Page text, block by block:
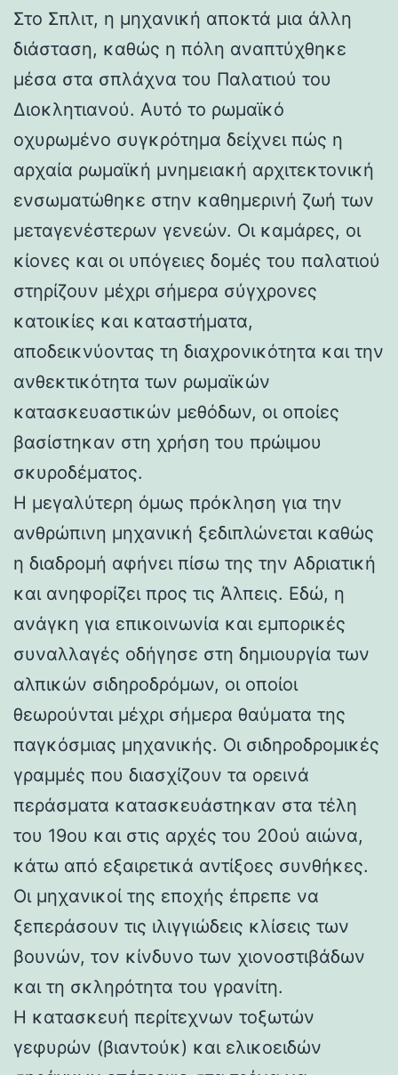
Στο Σπλιτ, η μηχανική αποκτά μια άλλη
διάσταση, καθώς η πόλη αναπτύχθηκε
μέσα στα σπλάχνα του Παλατιού του
Διοκλητιανού. Αυτό το ρωμαϊκό
οχυρωμένο συγκρότημα δείχνει πώς η
αρχαία ρωμαϊκή μνημειακή αρχιτεκτονική
ενσωματώθηκε στην καθημερινή ζωή των
μεταγενέστερων γενεών. Οι καμάρες, οι
κίονες και οι υπόγειες δομές του παλατιού
στηρίζουν μέχρι σήμερα σύγχρονες
κατοικίες και καταστήματα,
αποδεικνύοντας τη διαχρονικότητα και την
ανθεκτικότητα των ρωμαϊκών
κατασκευαστικών μεθόδων, οι οποίες
βασίστηκαν στη χρήση του πρώιμου
σκυροδέματος.
Η μεγαλύτερη όμως πρόκληση για την
ανθρώπινη μηχανική ξεδιπλώνεται καθώς
η διαδρομή αφήνει πίσω της την Αδριατική
και ανηφορίζει προς τις Άλπεις. Εδώ, η
ανάγκη για επικοινωνία και εμπορικές
συναλλαγές οδήγησε στη δημιουργία των
αλπικών σιδηροδρόμων, οι οποίοι
θεωρούνται μέχρι σήμερα θαύματα της
παγκόσμιας μηχανικής. Οι σιδηροδρομικές
γραμμές που διασχίζουν τα ορεινά
περάσματα κατασκευάστηκαν στα τέλη
του 19ου και στις αρχές του 20ού αιώνα,
κάτω από εξαιρετικά αντίξοες συνθήκες.
Οι μηχανικοί της εποχής έπρεπε να
ξεπεράσουν τις ιλιγγιώδεις κλίσεις των
βουνών, τον κίνδυνο των χιονοστιβάδων
και τη σκληρότητα του γρανίτη.
Η κατασκευή περίτεχνων τοξωτών
γεφυρών (βιαντούκ) και ελικοειδών